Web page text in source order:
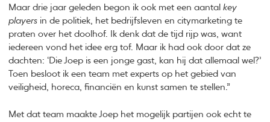
Maar drie jaar geleden begon ik ook met een aantalkey
players in de politiek, het bedrijfsleven en citymarketing te
praten over het doolhof. Ik denk dat de tijd rijp was, want
iedereen vond het idee erg tof. Maar ik had ook door dat ze
dachten: ‘Die Joep is een jonge gast, kan hij dat allemaal wel?’
Toen besloot ik een team met experts op het gebied van
veiligheid, horeca, financiën en kunst samen te stellen.”
Met dat team maakte Joep het mogelijk partijen ook echt te